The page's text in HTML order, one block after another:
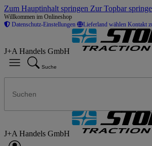
Zum Hauptinhalt springen Zur Topbar
Willkommen im Onlineshop
Datenschutz-Einstellungen
Lieferland wählen Kontakt
J+A Handels GmbH
Suche
J+A Handels GmbH